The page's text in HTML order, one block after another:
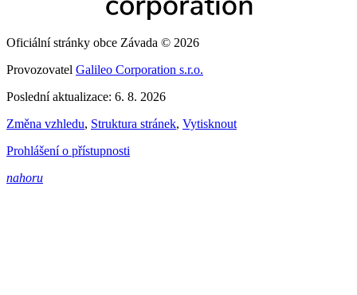
Oficiální stránky obce Závada © 2026
Provozovatel Galileo Corporation s.r.o.
Poslední aktualizace: 6. 8. 2026
Změna vzhledu, Struktura stránek, Vytisknout
Prohlášení o přístupnosti
nahoru